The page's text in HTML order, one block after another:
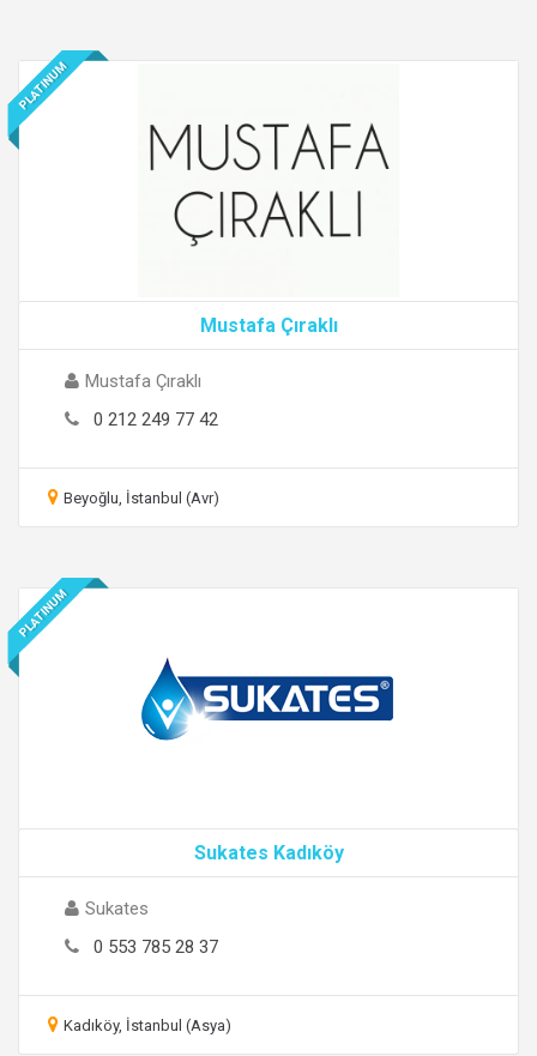
PLATINUM
Mustafa Çıraklı
Mustafa Çıraklı
0 212 249 77 42
Beyoğlu, İstanbul (Avr)
PLATINUM
Sukates Kadıköy
Sukates
0 553 785 28 37
Kadıköy, İstanbul (Asya)